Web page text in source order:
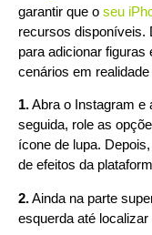
garantir que o seu
recursos disponíveis.
para adicionar figuras
cenários em
1.Abra o Instagram e
seguida, role as
ícone de lupa.
de efeitos da
2.Ainda na parte
esquerda até localizar